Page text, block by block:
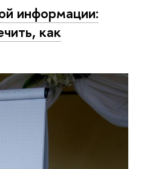
информации:
как